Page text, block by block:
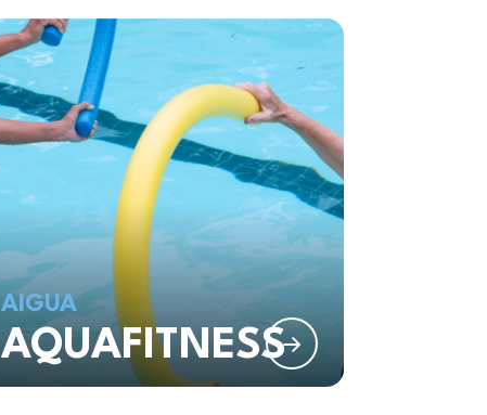
AIGUA
AQUAFITNESS